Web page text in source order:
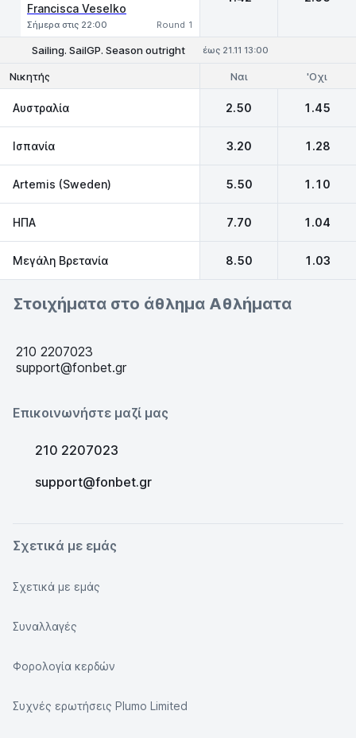
Francisca Veselko
Σήμερα στις 22:00 Round 1
Sailing. SailGP. Season outright έως 21.11 13:00
Νικητής Ναι 'Οχι
Αυστραλία 2.50 1.45
Ισπανία 3.20 1.28
Artemis (Sweden) 5.50 1.10
ΗΠΑ 7.70 1.04
Μεγάλη Βρετανία 8.50 1.03
Στοιχήματα στο άθλημα Αθλήματα
210 2207023
support@fonbet.gr
Επικοινωνήστε μαζί μας
210 2207023
support@fonbet.gr
Σχετικά με εμάς
Σχετικά με εμάς
Συναλλαγές
Φορολογία κερδών
Συχνές ερωτήσεις Plumo Limited